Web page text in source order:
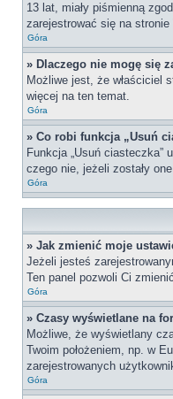
13 lat, miały piśmienną
zarejestrować się na
Góra
» Dlaczego nie mogę się
Możliwe jest, że właściciel
więcej na ten temat.
Góra
» Co robi funkcja „Usuń
Funkcja „Usuń
czego nie, jeżeli zostały
Góra
» Jak zmienić moje
Jeżeli jesteś
Ten panel pozwoli Ci
Góra
» Czasy wyświetlane na
Możliwe, że wyświetlany
Twoim położeniem, np. w
zarejestrowanych
Góra